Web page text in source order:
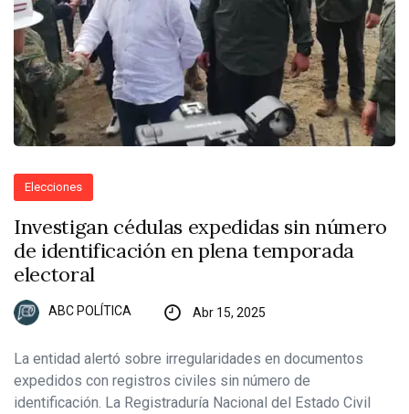
Elecciones
Investigan cédulas expedidas sin número
de identificación en plena temporada
electoral
ABC POLÍTICA Abr 15, 2025
La entidad alertó sobre irregularidades en documentos
expedidos con registros civiles sin número de
identificación. La Registraduría Nacional del Estado Civil